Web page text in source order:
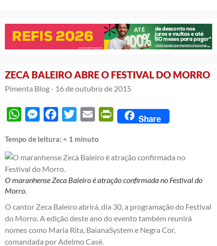
ZECA BALEIRO ABRE O FESTIVAL DO MORRO
Pimenta Blog - 16 de outubro de 2015
WhatsAppMessengerFacebook
Twitter Email PrintFriendly
Share
Tempo de leitura: < 1 minuto
O maranhense Zeca Baleiro é atração confirmada no Festival do
Morro.
O cantor Zeca Baleiro abrirá, dia 30, a programação do Festival
do Morro. A edição deste ano do evento também reunirá
nomes como Maria Rita, BaianaSystem e Negra Cor,
comandada por Adelmo Casé.